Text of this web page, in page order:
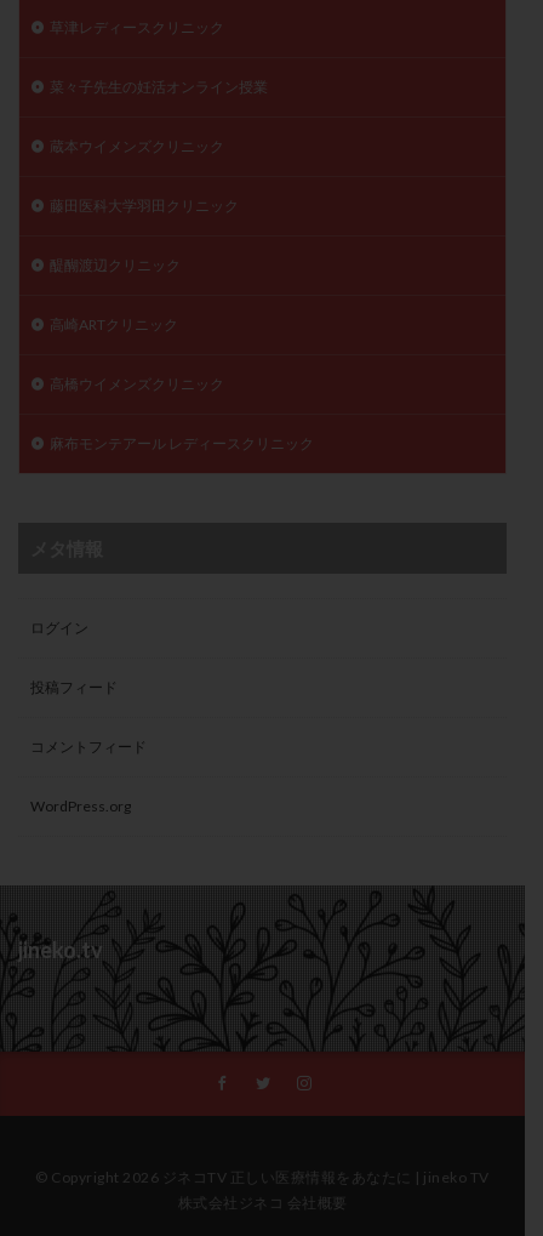
草津レディースクリニック
菜々子先生の妊活オンライン授業
蔵本ウイメンズクリニック
藤田医科大学羽田クリニック
醍醐渡辺クリニック
高崎ARTクリニック
高橋ウイメンズクリニック
麻布モンテアール レディースクリニック
ログイン
投稿フィード
コメントフィード
WordPress.org
jineko.tv
© Copyright 2026 ジネコTV 正しい医療情報をあなたに | jineko TV
株式会社ジネコ 会社概要